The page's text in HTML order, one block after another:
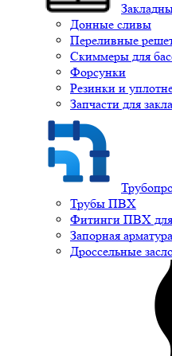
Донные сливы
Переливные
Скиммеры для
Форсунки
Резинки и
Запчасти для
Трубы ПВХ
Фитинги ПВХ для
Запорная
Дроссельные